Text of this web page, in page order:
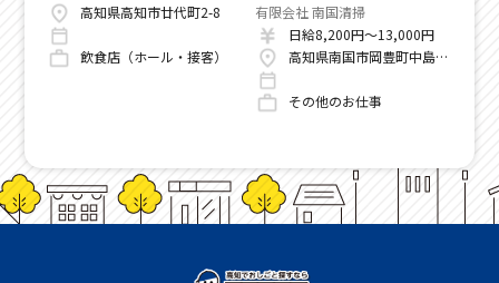
高知県高知市廿代町2-8
飲食店（ホール・接客）
有限会社 南国清掃
日給8,200円～13,000円
高知県南国市岡豊町中島1422
その他のお仕事